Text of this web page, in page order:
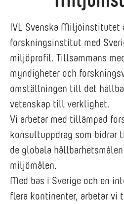
IVL Svenska Miljöinstitutet
forskningsinstitut med
miljöprofil. Tillsammans
myndigheter och
omställningen till det
vetenskap till verklighet.
Vi arbetar med tillämpad
konsultuppdrag som
de globala
miljömålen.
Med bas i Sverige och en
flera kontinenter, arbetar vi